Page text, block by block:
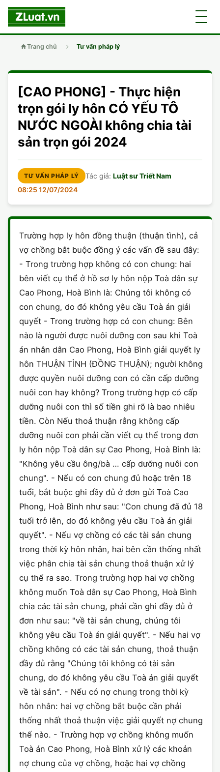
LUẬT SƯ
CHUYÊN VIÊN
TUYỂN DỤNG
DÂN SỰ
DOANH NGHIỆP
GIẤY PHÉP CON
LAO ĐỘNG
SỞ HỮU TRÍ TUỆ
THUẾ - BẢO HIỂM
DÂN SỰ
DOANH NGHIỆP
ĐẤT ĐAI
HÀNH CHÍNH
HÌNH SỰ
HÔN NHÂN - GIA ĐÌNH
LAO ĐỘNG
SỞ HỮU TRÍ TUỆ
THỪA KẾ - DI CHÚC
THUẾ VÀ KẾ TOÁN
DI CHÚC
ĐĂNG KÝ XE
HÀNH CHÍNH
DOANH NGHIỆP
HỘ KINH DOANH
SỞ HỮU TRÍ TUỆ
LÝ LỊCH TƯ PHÁP
TRÍCH LỤC HỘ TỊCH
CÔNG BỐ SẢN PHẨM
GIẤY PHÉP LAO ĐỘNG
CHỨNG NHẬN HACCP
DÂN SỰ
HÌNH SỰ
HÔN NHÂN GIA ĐÌNH
MẪU HỢP ĐỒNG
MẪU KHÁC
VĂN BẢN TỐ TỤNG
Trang chủ Tư vấn pháp lý
[CAO PHONG] - Thực hiện
trọn gói ly hôn CÓ YẾU TÔ
NƯỚC NGOÀI không chia tài
sản trọn gói 2024
TƯ VẤN PHÁP LÝ Tác giả:Luật sư Triết Nam
08:25 12/07/2024
Trường hợp ly hôn đồng thuận (thuận tình), cả
vợ chồng bắt buộc đồng ý các vấn đề sau đây:
- Trong trường hợp không có con chung: hai
bên viết cụ thể ở hồ sơ ly hôn nộp Toà dân sự
Cao Phong, Hoà Bình là: Chúng tôi không có
con chung, do đó không yêu cầu Toà án giải
quyết - Trong trường hợp có con chung: Bên
nào là người được nuôi dưỡng con sau khi Toà
án nhân dân Cao Phong, Hoà Bình giải quyết ly
hôn THUẬN TÌNH (ĐỒNG THUẬN); người không
được quyền nuôi dưỡng con có cần cấp dưỡng
nuôi con hay không? Trong trường hợp có cấp
dưỡng nuôi con thì số tiền ghi rõ là bao nhiêu
tiền. Còn Nếu thoả thuận rằng không cấp
dưỡng nuôi con phải cần viết cụ thể trong đơn
ly hôn nộp Toà dân sự Cao Phong, Hoà Bình là:
"Không yêu cầu ông/bà … cấp dưỡng nuôi con
chung". - Nếu có con chung đủ hoặc trên 18
tuổi, bắt buộc ghi đầy đủ ở đơn gửi Toà Cao
Phong, Hoà Bình như sau: "Con chung đã đủ 18
tuổi trở lên, do đó không yêu cầu Toà án giải
quyết". - Nếu vợ chồng có các tài sản chung
trong thời kỳ hôn nhân, hai bên cần thống nhất
việc phân chia tài sản chung thoả thuận xử lý
cụ thể ra sao. Trong trường hợp hai vợ chồng
không muốn Toà dân sự Cao Phong, Hoà Bình
chia các tài sản chung, phải cần ghi đầy đủ ở
đơn như sau: "về tài sản chung, chúng tôi
không yêu cầu Toà án giải quyết". - Nếu hai vợ
chồng không có các tài sản chung, thoả thuận
đầy đủ rằng "Chúng tôi không có tài sản
chung, do đó không yêu cầu Toà án giải quyết
về tài sản". - Nếu có nợ chung trong thời kỳ
hôn nhân: hai vợ chồng bắt buộc cần phải
thống nhất thoả thuận việc giải quyết nợ chung
thế nào. - Trường hợp vợ chồng không muốn
Toà án Cao Phong, Hoà Bình xử lý các khoản
nợ chung của vợ chồng, hoặc hai vợ chồng